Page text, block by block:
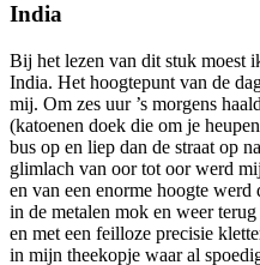
India
Bij het lezen van dit stuk moest
India. Het hoogtepunt van de
mij. Om zes uur ’s morgens
(katoenen doek die om je
bus op en liep dan de straat op
glimlach van oor tot oor werd
en van een enorme hoogte
in de metalen mok en weer
en met een feilloze precisie
in mijn theekopje waar al